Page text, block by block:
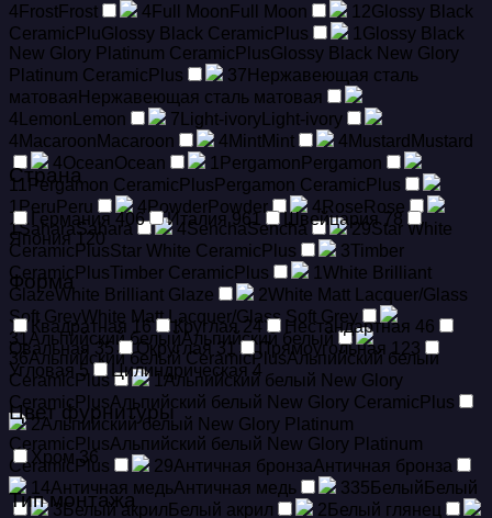
4 FrostFrost 4 Full Moon Full Moon 12Glossy Black
CeramicPluGlossy Black CeramicPlus 1 Glossy Black
New Glory Platinum CeramicPlusGlossy Black New Glory
Platinum CeramicPlus
37 Hержавеющая сталь
матовая Hержавеющая сталь матовая
4 Lemon Lemon 7 Light-ivory Light-ivory
4 Macaroon Macaroon 4 MintMint 4 Mustard Mustard
4OceanOcean 1 Pergamon Pergamon
11 Pergamon CeramicPlus Pergamon CeramicPlus
1Peru Peru 4 PowderPowder 4Rose Rose
1SaharaSahara 4SenchaSencha 29Star White
CeramicPlusStar White CeramicPlus 3Timber
CeramicPlusTimber CeramicPlus 1 White Brilliant
GlazeWhite Brilliant Glaze 2White Matt Lacquer/Glass
Soft GreyWhite Matt Lacquer/Glass Soft Grey
31Альпийский белыйАльпийский белый
36Альпийский белый CeramicPlusАльпийский белый
CeramicPlus
1Альпийский белый New Glory
CeramicPlusАльпийский белый New Glory CeramicPlus
2Альпийский белый New Glory Platinum
CeramicPlusАльпийский белый New Glory Platinum
CeramicPlus
29Античная бронзаАнтичная бронза
14Античная медьАнтичная медь 335 Белый Белый
3Белый акрил Белый акрил 2 Белый глянец
Страна
Германия 406 Италия961 Швейцария78
Япония120
Форма
Квадратная 16 Круглая24 Нестандартная 46
Овальная35 Округлая31 Прямоугольная 123
Угловая5 Цилиндрическая4
Цвет фурнитуры
Хром36
Тип монтажа